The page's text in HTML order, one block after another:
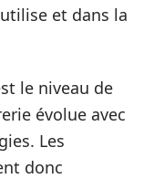
et dans la
le niveau de
évolue avec
Les
donc